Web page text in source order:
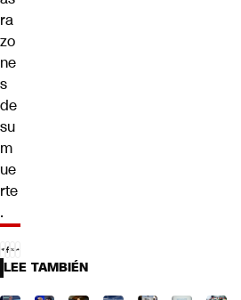
ra
zo
ne
s
de
su
m
ue
rte
.
LEE TAMBIÉN